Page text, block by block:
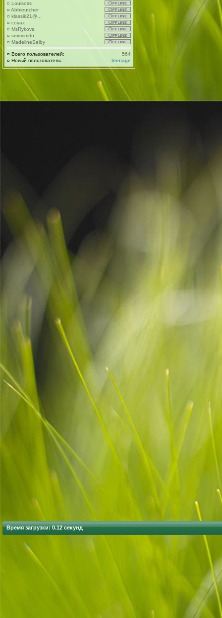
¤ Louisoss
¤ Abbieutcher
¤ klassik21@...
¤ coyax
¤ MsRykova
¤ smmsmrtn
¤ MadelineSelby
¤ Всего пользователей:
564
¤ Новый пользователь: teenage
Время загрузки: 0.12 секунд